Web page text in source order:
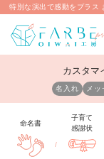
特別な演出で感動をプラス
カスタマ
名入れ メッ
命名書
/
子育て
感謝状